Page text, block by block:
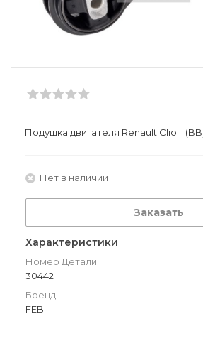
Подушкa двигателя Renault Clio II (BB)
Нет в наличии
Заказать
Характеристики
Номер Детали
30442
Бренд
FEBI